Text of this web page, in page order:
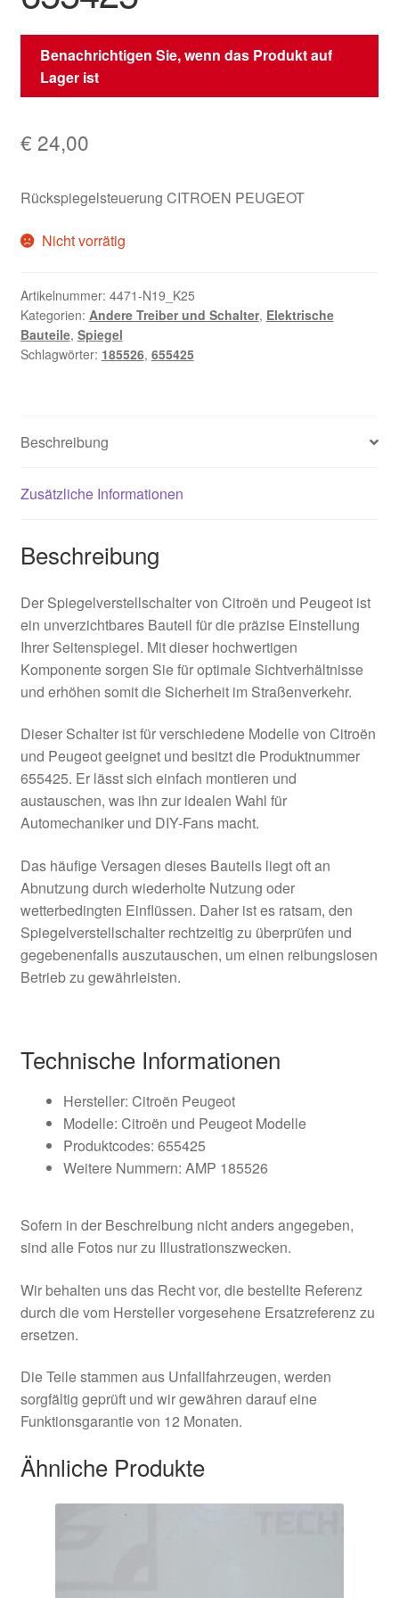
Benachrichtigen Sie, wenn das Produkt auf
Lager ist
€ 24,00
Rückspiegelsteuerung CITROEN PEUGEOT
Nicht vorrätig
Artikelnummer: 4471-N19_K25
Kategorien: Andere Treiber und Schalter, Elektrische
Bauteile, Spiegel
Schlagwörter: 185526, 655425
Beschreibung
Zusätzliche Informationen
Beschreibung
Der Spiegelverstellschalter von Citroën und Peugeot ist
ein unverzichtbares Bauteil für die präzise Einstellung
Ihrer Seitenspiegel. Mit dieser hochwertigen
Komponente sorgen Sie für optimale Sichtverhältnisse
und erhöhen somit die Sicherheit im Straßenverkehr.
Dieser Schalter ist für verschiedene Modelle von Citroën
und Peugeot geeignet und besitzt die Produktnummer
655425. Er lässt sich einfach montieren und
austauschen, was ihn zur idealen Wahl für
Automechaniker und DIY-Fans macht.
Das häufige Versagen dieses Bauteils liegt oft an
Abnutzung durch wiederholte Nutzung oder
wetterbedingten Einflüssen. Daher ist es ratsam, den
Spiegelverstellschalter rechtzeitig zu überprüfen und
gegebenenfalls auszutauschen, um einen reibungslosen
Betrieb zu gewährleisten.
Technische Informationen
Hersteller: Citroën Peugeot
Modelle: Citroën und Peugeot Modelle
Produktcodes: 655425
Weitere Nummern: AMP 185526
Sofern in der Beschreibung nicht anders angegeben,
sind alle Fotos nur zu Illustrationszwecken.
Wir behalten uns das Recht vor, die bestellte Referenz
durch die vom Hersteller vorgesehene Ersatzreferenz zu
ersetzen.
Die Teile stammen aus Unfallfahrzeugen, werden
sorgfältig geprüft und wir gewähren darauf eine
Funktionsgarantie von 12 Monaten.
Ähnliche Produkte